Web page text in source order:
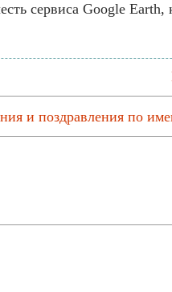
сервиса Google Earth,
и поздравления по